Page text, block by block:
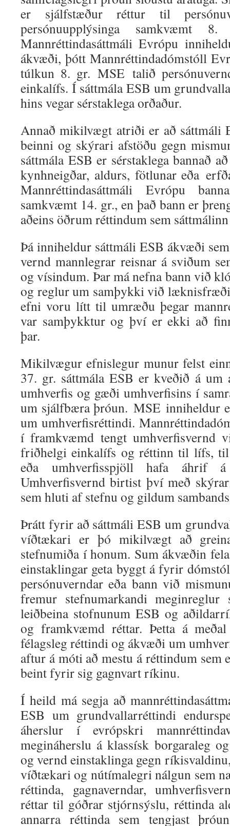
er sjálfstæður réttur til
persónuupplýsinga samkvæmt
Mannréttindasáttmáli Evrópu
ákvæði, þótt Mannréttindadómstóll
túlkun 8. gr. MSE talið
einkalífs. Í sáttmála ESB um
hins vegar sérstaklega orðaður.
Annað mikilvægt atriði er að sáttmáli
beinni og skýrari afstöðu gegn
sáttmála ESB er sérstaklega bannað
kynhneigðar, aldurs, fötlunar eða
Mannréttindasáttmáli Evrópu
samkvæmt 14. gr., en það bann er
aðeins öðrum réttindum sem
Þá inniheldur sáttmáli ESB ákvæði
vernd mannlegrar reisnar á sviðum
og vísindum. Þar má nefna bann við
og reglur um samþykki við
efni voru lítt til umræðu þegar
var samþykktur og því er ekki að
þar.
Mikilvægur efnislegur munur felst
37. gr. sáttmála ESB er kveðið á
umhverfis og gæði umhverfisins í
um sjálfbæra þróun. MSE inniheldur
um umhverfisréttindi.
í framkvæmd tengt umhverfisvernd
friðhelgi einkalífs og réttinn til lífs, til
eða umhverfisspjöll hafa áhrif á
Umhverfisvernd birtist því með
sem hluti af stefnu og gildum
Þrátt fyrir að sáttmáli ESB um
víðtækari er þó mikilvægt að
stefnumiða í honum. Sum ákvæðin
einstaklingar geta byggt á fyrir
persónuverndar eða bann við
fremur stefnumarkandi
leiðbeina stofnunum ESB og
og framkvæmd réttar. Þetta á
félagsleg réttindi og ákvæði um
aftur á móti að mestu á réttindum sem
beint fyrir sig gagnvart ríkinu.
Í heild má segja að
ESB um grundvallarréttindi
áherslur í evrópskri
megináherslu á klassísk borgaraleg
og vernd einstaklinga gegn
víðtækari og nútímalegri nálgun sem
réttinda, gagnaverndar,
réttar til góðrar stjórnsýslu, réttinda
annarra réttinda sem tengjast